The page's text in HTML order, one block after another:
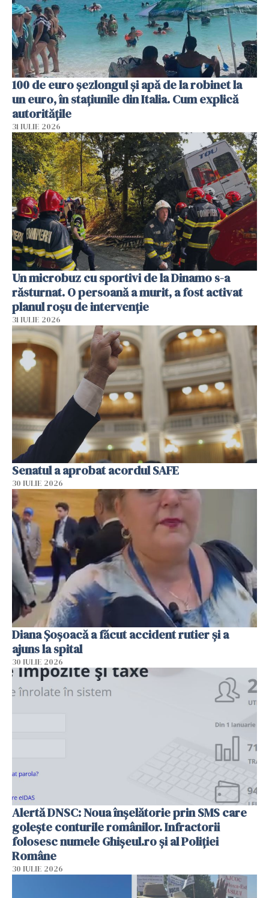
100 de euro șezlongul și apă de la robinet la
un euro, în stațiunile din Italia. Cum explică
autoritățile
31 IULIE 2026
Un microbuz cu sportivi de la Dinamo s-a
răsturnat. O persoană a murit, a fost activat
planul roșu de intervenție
31 IULIE 2026
Senatul a aprobat acordul SAFE
30 IULIE 2026
Diana Șoșoacă a făcut accident rutier și a
ajuns la spital
30 IULIE 2026
Alertă DNSC: Noua înșelătorie prin SMS care
golește conturile românilor. Infractorii
folosesc numele Ghișeul.ro și al Poliției
Române
30 IULIE 2026